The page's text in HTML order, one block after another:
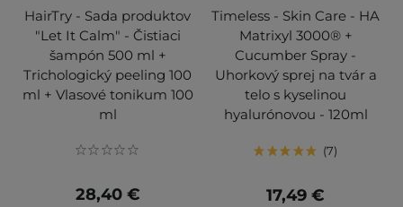
HairTry - Sada produktov
"Let It Calm" - Čistiaci
šampón 500 ml +
Trichologický peeling 100
ml + Vlasové tonikum 100
ml
28,40 €
Timeless - Skin Care - HA
Matrixyl 3000® +
Cucumber Spray -
Uhorkový sprej na tvár a
telo s kyselinou
hyalurónovou - 120ml
7
17,49 €